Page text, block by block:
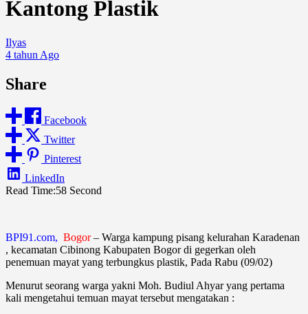
Kantong Plastik
Ilyas
4 tahun Ago
Share
Facebook
Twitter
Pinterest
LinkedIn
Read Time:58 Second
BPI91.com, Bogor– Warga kampung pisang kelurahan Karadenan
, kecamatan Cibinong Kabupaten Bogor di gegerkan oleh
penemuan mayat yang terbungkus plastik, Pada Rabu (09/02)
Menurut seorang warga yakni Moh. Budiul Ahyar yang pertama
kali mengetahui temuan mayat tersebut mengatakan :